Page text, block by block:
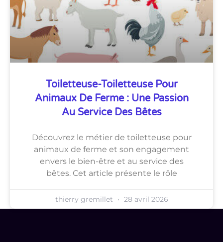
Toiletteuse-Toiletteuse Pour
Animaux De Ferme : Une Passion
Au Service Des Bêtes
Découvrez le métier de toiletteuse pour
animaux de ferme et son engagement
envers le bien-être et au service des
bêtes. Cet article présente le rôle
thierry gremillet 28 avril 2026